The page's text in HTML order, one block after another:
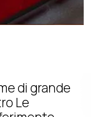
di grande
Le